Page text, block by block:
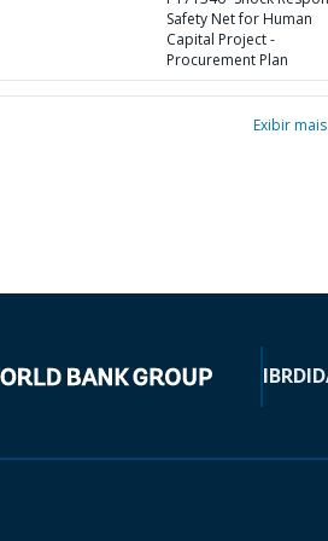
Safety Net for Human
Capital Project -
Procurement Plan
Exibir mais
IBRD